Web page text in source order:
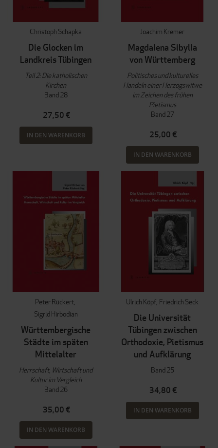
Christoph Schapka
Die Glocken im
Landkreis Tübingen
Teil 2: Die katholischen
Kirchen
Band 28
27,50 €
IN DEN WARENKORB
Joachim Kremer
Magdalena Sibylla
von Württemberg
Politisches und kulturelles
Handeln einer Herzogswitwe
im Zeichen des frühen
Pietismus
Band 27
25,00 €
IN DEN WARENKORB
Peter Rückert
Sigrid Hirbodian
Württembergische
Städte im späten
Mittelalter
Herrschaft, Wirtschaft und
Kultur im Vergleich
Band 26
35,00 €
IN DEN WARENKORB
Ulrich Köpf Friedrich Seck
Die Universität
Tübingen zwischen
Orthodoxie, Pietismus
und Aufklärung
Band 25
34,80 €
IN DEN WARENKORB